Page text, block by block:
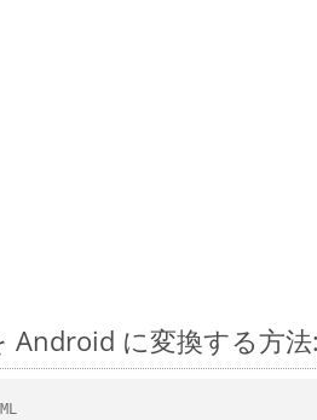
Android に変換する方